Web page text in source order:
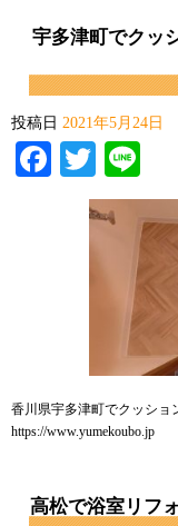
宇多津町でクッ
投稿日 2021年5月24日
Facebook
Twitter
香川県宇多津町でクッショ
https://www.yumekoubo.jp
高松で浴室リフ